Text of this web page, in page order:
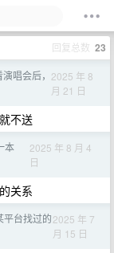
回复总数 23
唱会后， 2025 年 8
月 21 日
不送
本
2025 年 8 月 4
日
关系
平台找过的2025 年 7
月 15 日